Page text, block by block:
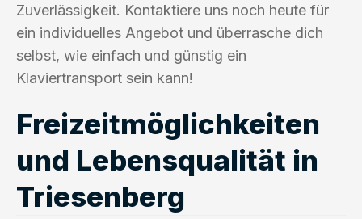
Zuverlässigkeit. Kontaktiere uns noch heute für
ein individuelles Angebot und überrasche dich
selbst, wie einfach und günstig ein
Klaviertransport sein kann!
Freizeitmöglichkeiten
und Lebensqualität in
Triesenberg